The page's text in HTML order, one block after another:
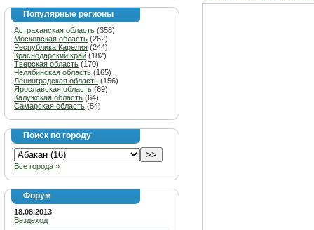
Популярные регионы
Астраханская область (358)
Московская область (262)
Республика Карелия (244)
Краснодарский край (182)
Тверская область (170)
Челябинская область (165)
Ленинградская область (156)
Ярославская область (69)
Калужская область (64)
Самарская область (54)
Поиск по городу
Все города »
Форум
18.08.2013
Вездеход